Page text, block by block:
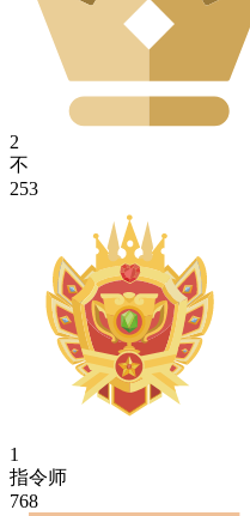
2
不
253
1
指令师
768